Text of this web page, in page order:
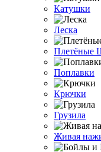
Катушки
Леска
Плетёные
Поплавки
Крючки
Грузила
Живая